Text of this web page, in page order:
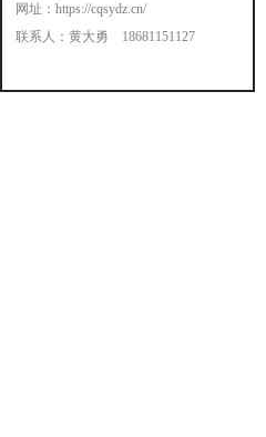
网址： https://cqsydz.cn/
联系人：黄大勇 18681151127